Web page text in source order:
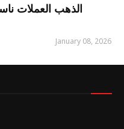
الذهب العملات
January 08, 2026